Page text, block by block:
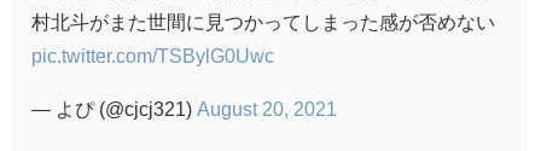
村北斗がまた世間に見つかってしまった感が否めない
pic.twitter.com/TSBylG0Uwc
— よぴ (@cjcj321) August 20, 2021